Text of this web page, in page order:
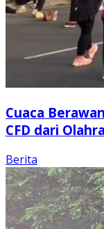
Cuaca
CFD dari
Berita